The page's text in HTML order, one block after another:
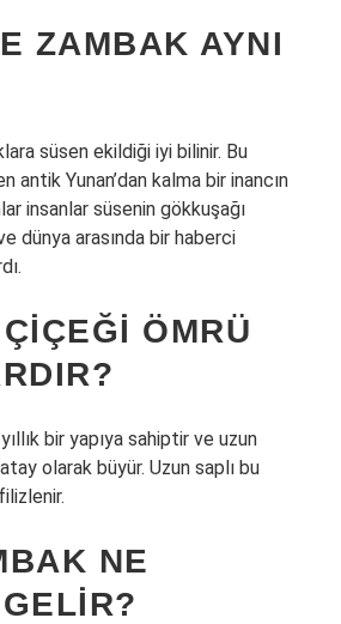
ZAMBAK AYNI
süsen ekildiği iyi bilinir. Bu
antik Yunan’dan kalma bir inancın
insanlar süsenin gökkuşağı
dünya arasında bir haberci
ÖMRÜ
bir yapıya sahiptir ve uzun
olarak büyür. Uzun saplı bu
NE